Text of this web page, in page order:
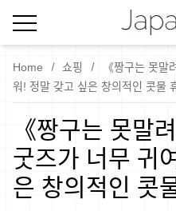
Home 쇼핑
《짱구는 못말
워! 정말 갖고 싶은 창의적인 콧물
《짱구는 못말
굿즈가 너무 귀
은 창의적인 콧